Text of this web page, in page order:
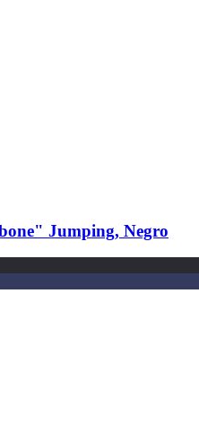
Jumping, Negro